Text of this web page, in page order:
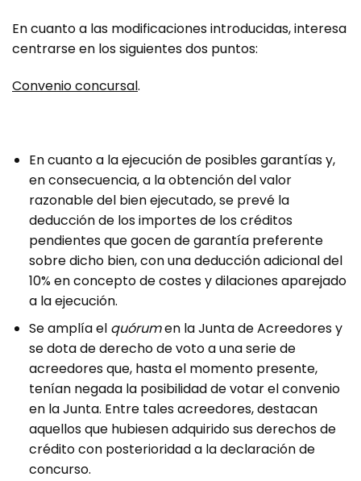
En cuanto a las modificaciones introducidas, interesa
centrarse en los siguientes dos puntos:
Convenio concursal.
En cuanto a la ejecución de posibles garantías y,
en consecuencia, a la obtención del valor
razonable del bien ejecutado, se prevé la
deducción de los importes de los créditos
pendientes que gocen de garantía preferente
sobre dicho bien, con una deducción adicional del
10% en concepto de costes y dilaciones aparejado
a la ejecución.
Se amplía el quórumen la Junta de Acreedores y
se dota de derecho de voto a una serie de
acreedores que, hasta el momento presente,
tenían negada la posibilidad de votar el convenio
en la Junta. Entre tales acreedores, destacan
aquellos que hubiesen adquirido sus derechos de
crédito con posterioridad a la declaración de
concurso.